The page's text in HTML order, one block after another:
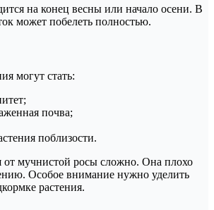
на конец весны или начало осени. В
может побелеть полностью.
могут стать:
почва;
поблизости.
от мучнистой росы сложно. Она плохо
Особое внимание нужно уделить
растения.